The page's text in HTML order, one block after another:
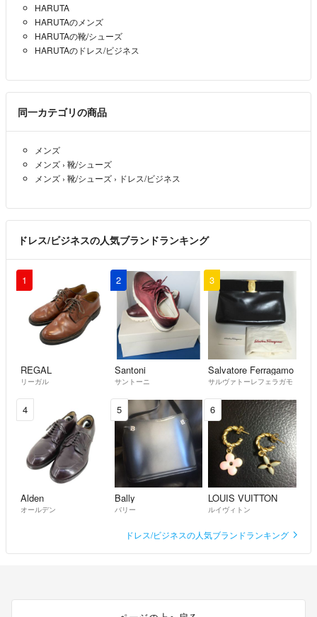
コメント頂けるとありがたいです。
他サイトにて売れてしまった場合など突然の出品削除もあるのでご了承
値引き交渉OKですが希望額を提示して
下さい。非常識な大幅な値下げ交渉は
スルーさせて頂きますのでご了承下さい。
申し訳ありませんが着画は対応していません。
HARUTA
HARUTAのメンズ
HARUTAの靴/シューズ
HARUTAのドレス/ビジネス
同一カテゴリの商品
メンズ
メンズ › 靴/シューズ
メンズ › 靴/シューズ › ドレス/ビジネス
ドレス/ビジネスの人気ブランドランキング
1
REGAL
リーガル
2
Santoni
サントーニ
3
Salvatore Ferragamo
サルヴァトーレフェラガモ
4
Alden
オールデン
5
Bally
バリー
6
LOUIS VUITTON
ルイヴィトン
ドレス/ビジネスの人気ブランドランキング